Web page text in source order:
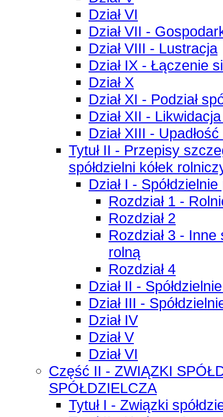
Dział VI
Dział VII -
Dział VIII - Lustracja
Dział IX - Łączenie
Dział X
Dział XI - Podział
Dział XII -
Dział XIII -
Tytuł II - Przepisy
spółdzielni kółek
Dział I -
Rozdział 1 -
Rozdział 2
Rozdział 3 -
rolną
Rozdział 4
Dział II -
Dział III -
Dział IV
Dział V
Dział VI
Część II - ZWIĄZKI
SPÓŁDZIELCZA
Tytuł I - Związki